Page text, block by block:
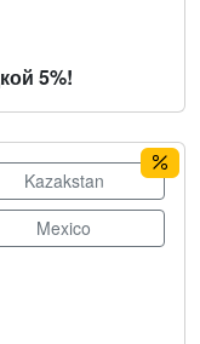
5%!
Kazakstan
Mexico